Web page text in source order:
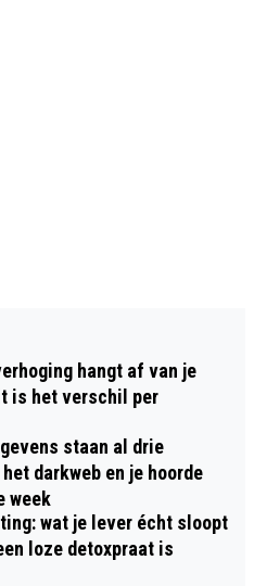
hangt af van je
is het verschil per
staan al drie
darkweb en je hoorde
week
wat je lever écht sloopt
loze detoxpraat is